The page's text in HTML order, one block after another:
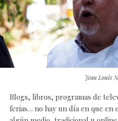
Jean Louis
Blogs, libros, programas de
ferias… no hay un día en que en